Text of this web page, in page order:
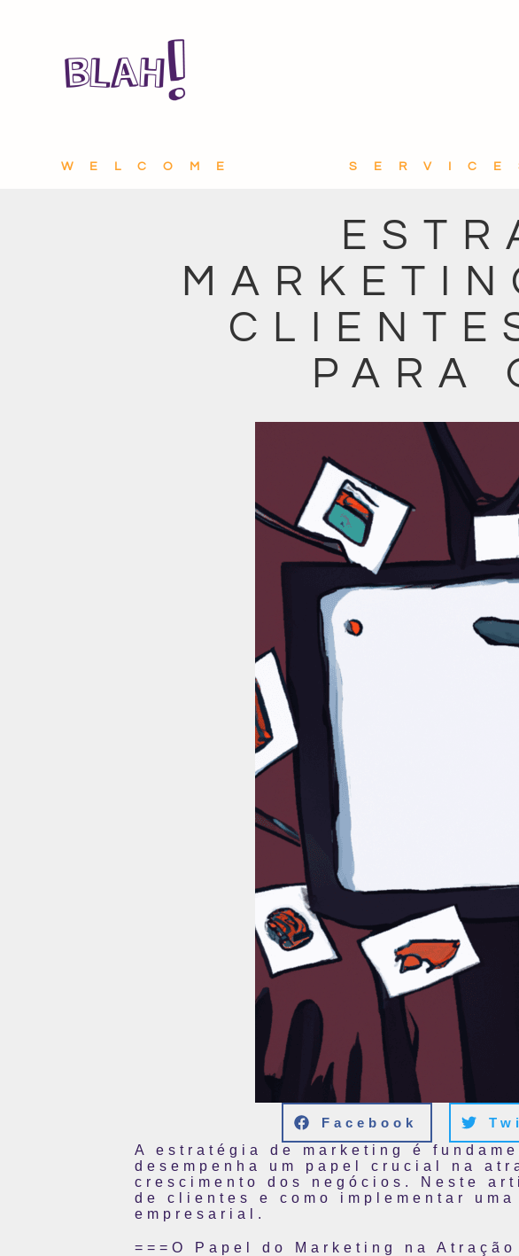
WELCOME
PARA
Facebook
A estratégia de marketing é
desempenha um papel crucial na
crescimento dos negócios. Neste
de clientes e como implementar
empresarial.
===O Papel do Marketing na